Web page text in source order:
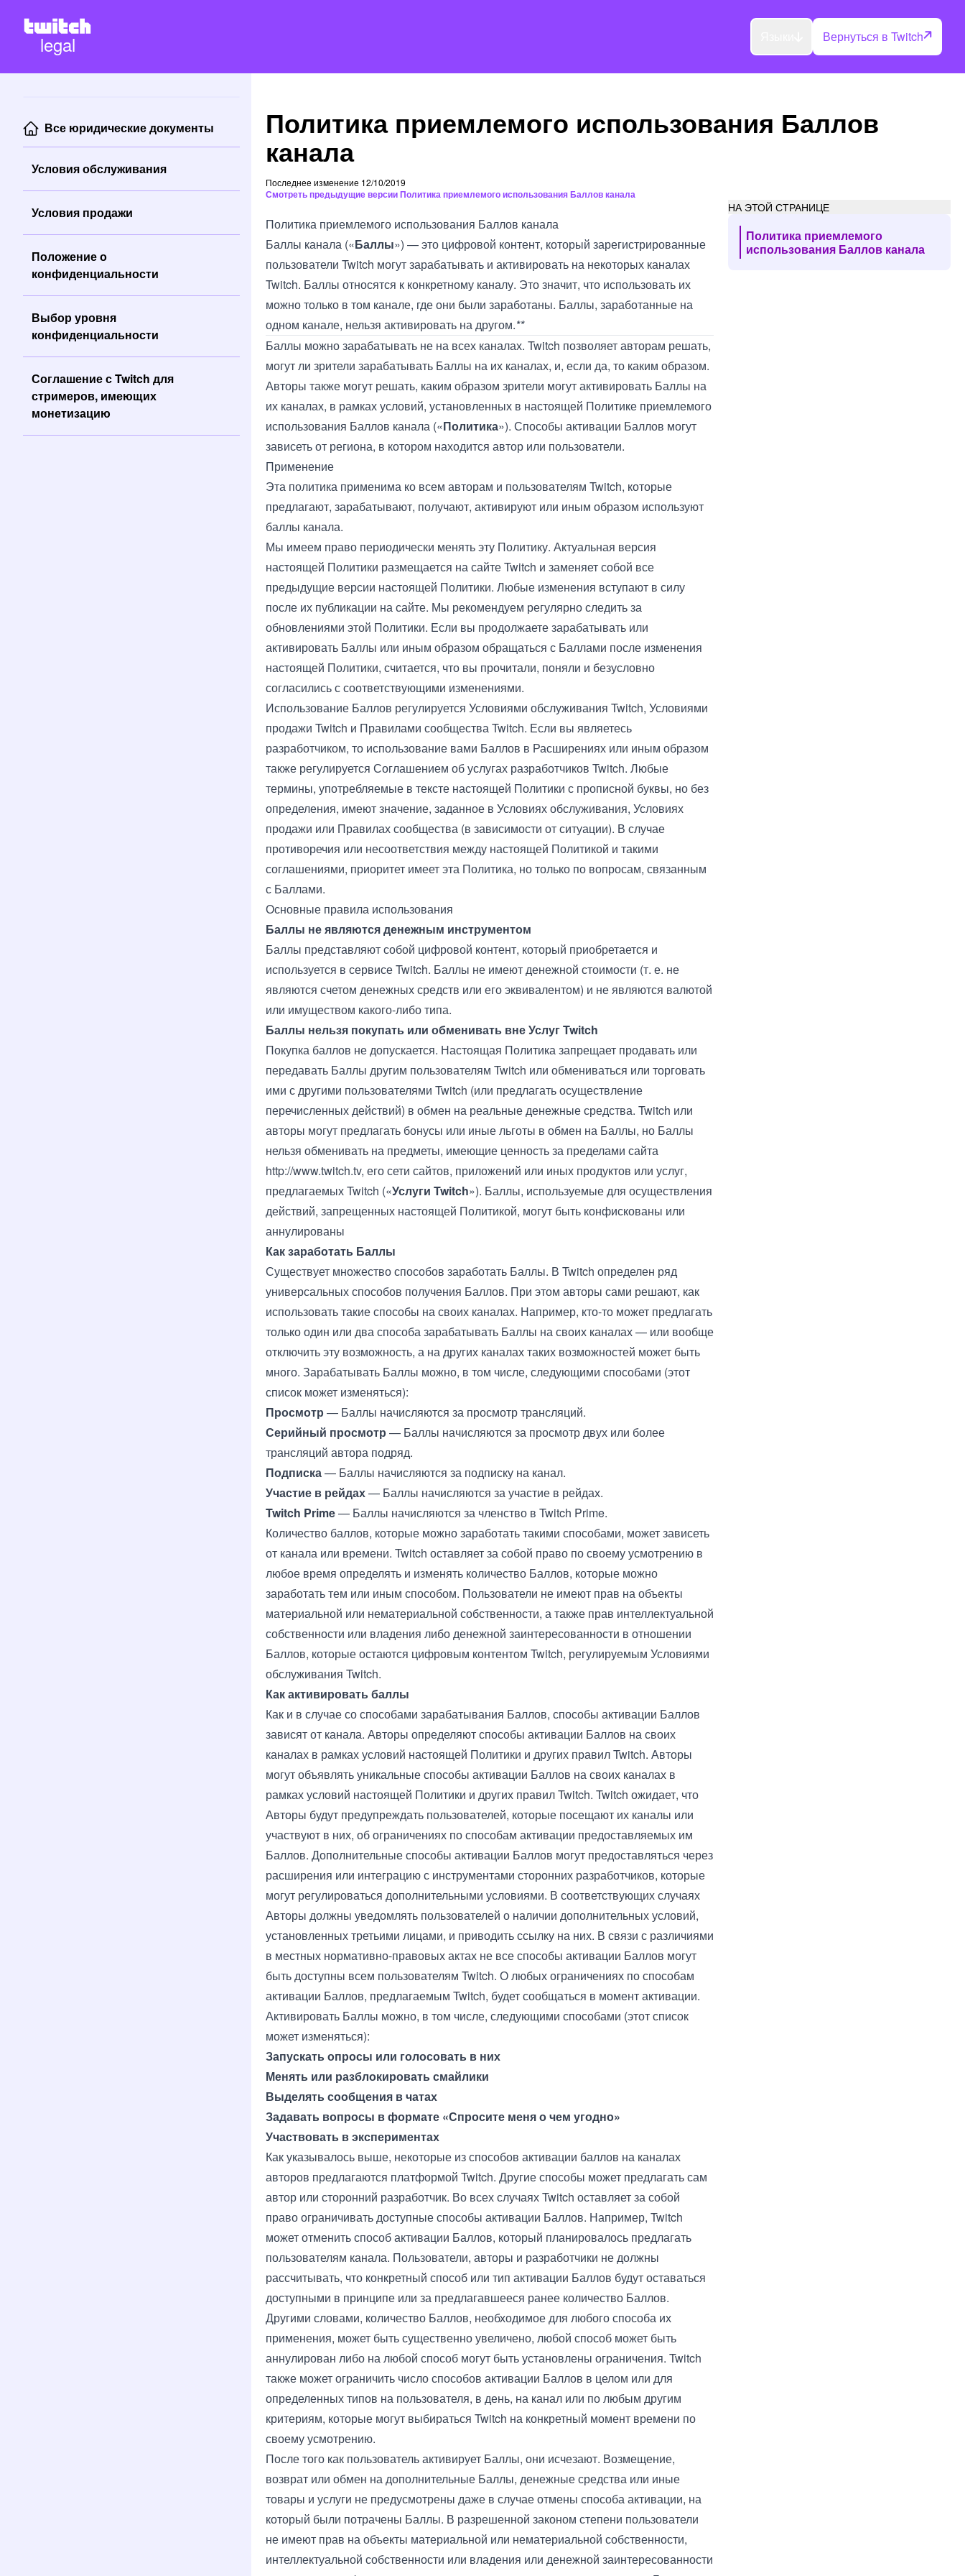
legal Вернуться в Twitch
Все юридические документы
Условия обслуживания
Условия продажи
Положение о
конфиденциальности
Выбор уровня
конфиденциальности
Соглашение с Twitch для
стримеров, имеющих
монетизацию
Политика приемлемого использования Баллов
канала
НА ЭТОЙ СТРАНИЦЕ
Политика приемлемого
использования Баллов канала
Последнее изменение 12/10/2019
Смотреть предыдущие версии Политика приемлемого использования Баллов канала
Политика приемлемого использования Баллов канала
Баллы канала («Баллы») — это цифровой контент, который зарегистрированные
пользователи Twitch могут зарабатывать и активировать на некоторых каналах
Twitch. Баллы относятся к конкретному каналу. Это значит, что использовать их
можно только в том канале, где они были заработаны. Баллы, заработанные на
одном канале, нельзя активировать на другом.**
Баллы можно зарабатывать не на всех каналах. Twitch позволяет авторам решать,
могут ли зрители зарабатывать Баллы на их каналах, и, если да, то каким образом.
Авторы также могут решать, каким образом зрители могут активировать Баллы на
их каналах, в рамках условий, установленных в настоящей Политике приемлемого
использования Баллов канала («Политика»). Способы активации Баллов могут
зависеть от региона, в котором находится автор или пользователи.
Применение
Эта политика применима ко всем авторам и пользователям Twitch, которые
предлагают, зарабатывают, получают, активируют или иным образом используют
баллы канала.
Мы имеем право периодически менять эту Политику. Актуальная версия
настоящей Политики размещается на сайте Twitch и заменяет собой все
предыдущие версии настоящей Политики. Любые изменения вступают в силу
после их публикации на сайте. Мы рекомендуем регулярно следить за
обновлениями этой Политики. Если вы продолжаете зарабатывать или
активировать Баллы или иным образом обращаться с Баллами после изменения
настоящей Политики, считается, что вы прочитали, поняли и безусловно
согласились с соответствующими изменениями.
Использование Баллов регулируется Условиями обслуживания Twitch, Условиями
продажи Twitch и Правилами сообщества Twitch. Если вы являетесь
разработчиком, то использование вами Баллов в Расширениях или иным образом
также регулируется Соглашением об услугах разработчиков Twitch. Любые
термины, употребляемые в тексте настоящей Политики с прописной буквы, но без
определения, имеют значение, заданное в Условиях обслуживания, Условиях
продажи или Правилах сообщества (в зависимости от ситуации). В случае
противоречия или несоответствия между настоящей Политикой и такими
соглашениями, приоритет имеет эта Политика, но только по вопросам, связанным
с Баллами.
Основные правила использования
Баллы не являются денежным инструментом
Баллы представляют собой цифровой контент, который приобретается и
используется в сервисе Twitch. Баллы не имеют денежной стоимости (т. е. не
являются счетом денежных средств или его эквивалентом) и не являются валютой
или имуществом какого-либо типа.
Баллы нельзя покупать или обменивать вне Услуг Twitch
Покупка баллов не допускается. Настоящая Политика запрещает продавать или
передавать Баллы другим пользователям Twitch или обмениваться или торговать
ими с другими пользователями Twitch (или предлагать осуществление
перечисленных действий) в обмен на реальные денежные средства. Twitch или
авторы могут предлагать бонусы или иные льготы в обмен на Баллы, но Баллы
нельзя обменивать на предметы, имеющие ценность за пределами сайта
http://www.twitch.tv, его сети сайтов, приложений или иных продуктов или услуг,
предлагаемых Twitch («Услуги Twitch»). Баллы, используемые для осуществления
действий, запрещенных настоящей Политикой, могут быть конфискованы или
аннулированы
Как заработать Баллы
Существует множество способов заработать Баллы. В Twitch определен ряд
универсальных способов получения Баллов. При этом авторы сами решают, как
использовать такие способы на своих каналах. Например, кто-то может предлагать
только один или два способа зарабатывать Баллы на своих каналах — или вообще
отключить эту возможность, а на других каналах таких возможностей может быть
много. Зарабатывать Баллы можно, в том числе, следующими способами (этот
список может изменяться):
Просмотр — Баллы начисляются за просмотр трансляций.
Серийный просмотр — Баллы начисляются за просмотр двух или более
трансляций автора подряд.
Подписка— Баллы начисляются за подписку на канал.
Участие в рейдах— Баллы начисляются за участие в рейдах.
Twitch Prime— Баллы начисляются за членство в Twitch Prime.
Количество баллов, которые можно заработать такими способами, может зависеть
от канала или времени. Twitch оставляет за собой право по своему усмотрению в
любое время определять и изменять количество Баллов, которые можно
заработать тем или иным способом. Пользователи не имеют прав на объекты
материальной или нематериальной собственности, а также прав интеллектуальной
собственности или владения либо денежной заинтересованности в отношении
Баллов, которые остаются цифровым контентом Twitch, регулируемым Условиями
обслуживания Twitch.
Как активировать баллы
Как и в случае со способами зарабатывания Баллов, способы активации Баллов
зависят от канала. Авторы определяют способы активации Баллов на своих
каналах в рамках условий настоящей Политики и других правил Twitch. Авторы
могут объявлять уникальные способы активации Баллов на своих каналах в
рамках условий настоящей Политики и других правил Twitch. Twitch ожидает, что
Авторы будут предупреждать пользователей, которые посещают их каналы или
участвуют в них, об ограничениях по способам активации предоставляемых им
Баллов. Дополнительные способы активации Баллов могут предоставляться через
расширения или интеграцию с инструментами сторонних разработчиков, которые
могут регулироваться дополнительными условиями. В соответствующих случаях
Авторы должны уведомлять пользователей о наличии дополнительных условий,
установленных третьими лицами, и приводить ссылку на них. В связи с различиями
в местных нормативно-правовых актах не все способы активации Баллов могут
быть доступны всем пользователям Twitch. О любых ограничениях по способам
активации Баллов, предлагаемым Twitch, будет сообщаться в момент активации.
Активировать Баллы можно, в том числе, следующими способами (этот список
может изменяться):
Запускать опросы или голосовать в них
Менять или разблокировать смайлики
Выделять сообщения в чатах
Задавать вопросы в формате «Спросите меня о чем угодно»
Участвовать в экспериментах
Как указывалось выше, некоторые из способов активации баллов на каналах
авторов предлагаются платформой Twitch. Другие способы может предлагать сам
автор или сторонний разработчик. Во всех случаях Twitch оставляет за собой
право ограничивать доступные способы активации Баллов. Например, Twitch
может отменить способ активации Баллов, который планировалось предлагать
пользователям канала. Пользователи, авторы и разработчики не должны
рассчитывать, что конкретный способ или тип активации Баллов будут оставаться
доступными в принципе или за предлагавшееся ранее количество Баллов.
Другими словами, количество Баллов, необходимое для любого способа их
применения, может быть существенно увеличено, любой способ может быть
аннулирован либо на любой способ могут быть установлены ограничения. Twitch
также может ограничить число способов активации Баллов в целом или для
определенных типов на пользователя, в день, на канал или по любым другим
критериям, которые могут выбираться Twitch на конкретный момент времени по
своему усмотрению.
После того как пользователь активирует Баллы, они исчезают. Возмещение,
возврат или обмен на дополнительные Баллы, денежные средства или иные
товары и услуги не предусмотрены даже в случае отмены способа активации, на
который были потрачены Баллы. В разрешенной законом степени пользователи
не имеют прав на объекты материальной или нематериальной собственности,
интеллектуальной собственности или владения или денежной заинтересованности